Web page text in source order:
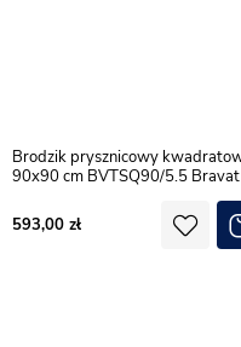
Brodzik prysznicowy kwadratowy
90x90 cm BVTSQ90/5.5 Bravat
593,00